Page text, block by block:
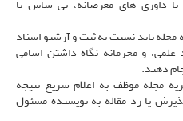
داوری­ های مغرضانه، بی­ ساس یا
باید نسبت به ثبت و آرشیو اسناد
علمی، و محرمانه نگاه داشتن اسامی
دهند.
مجله موظف به اعلام سریع نتیجه
یا رد مقاله به نویسنده مسئول